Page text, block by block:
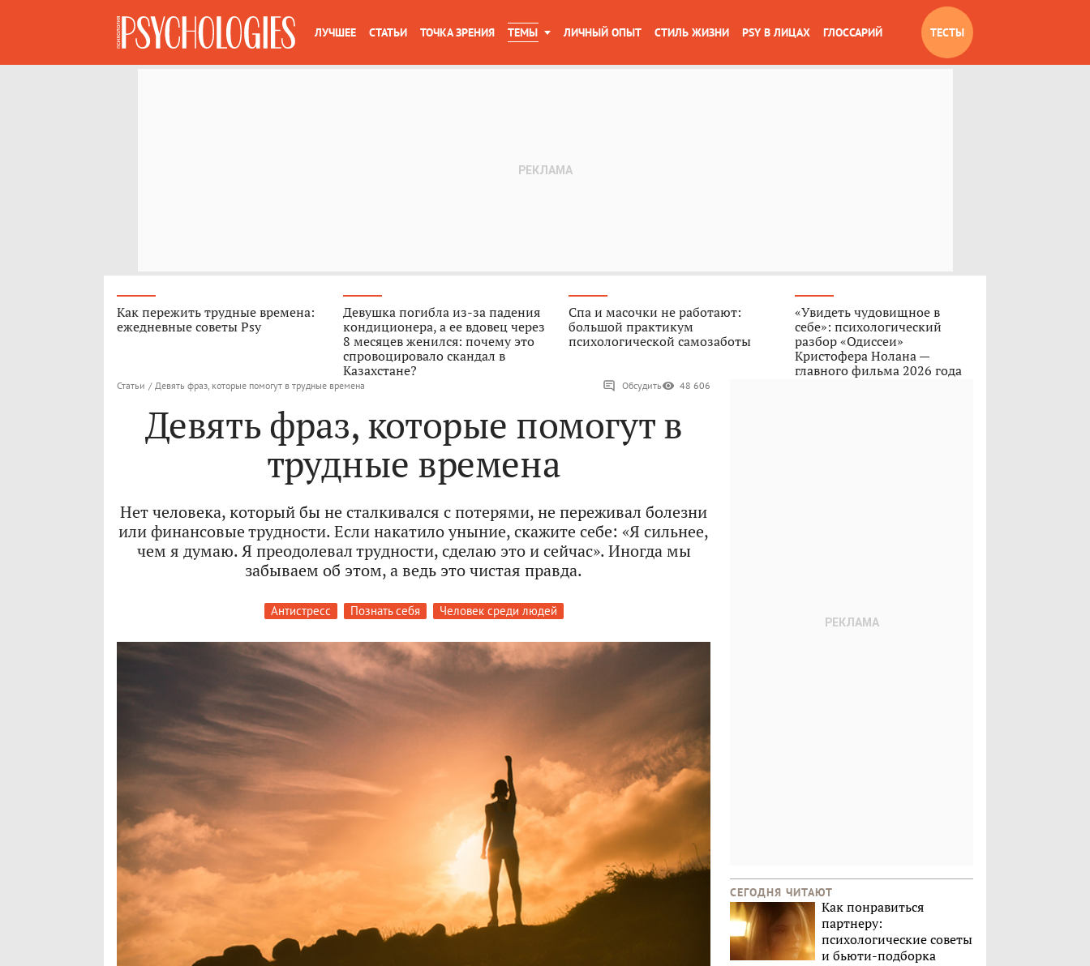
ЛУЧШЕЕ СТАТЬИ ТОЧКА ЗРЕНИЯ ТЕМЫ ЛИЧНЫЙ ОПЫТ СТИЛЬ ЖИЗНИ PSY В ЛИЦАХ ГЛОССАРИЙ ТЕСТЫ
Как пережить трудные времена:
ежедневные советы Psy
Девушка погибла из-за падения
кондиционера, а ее вдовец через
8 месяцев женился: почему это
спровоцировало скандал в
Казахстане?
Спа и масочки не работают:
большой практикум
психологической самозаботы
«Увидеть чудовищное в
себе»: психологический
разбор «Одиссеи»
Кристофера Нолана —
главного фильма 2026 года
Статьи / Девять фраз, которые помогут в трудные времена Обсудить 48 606
Девять фраз, которые помогут в
трудные времена
Нет человека, который бы не сталкивался с потерями, не переживал болезни
или финансовые трудности. Если накатило уныние, скажите себе: «Я сильнее,
чем я думаю. Я преодолевал трудности, сделаю это и сейчас». Иногда мы
забываем об этом, а ведь это чистая правда.
Антистресс Познать себя Человек среди людей
СЕГОДНЯ ЧИТАЮТ
Как понравиться
партнеру:
психологические советы
и бьюти-подборка